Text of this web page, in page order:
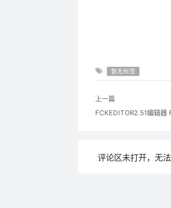
暂无标签
上一篇
FCKEDITOR2.51编辑器
评论区未打开，无法